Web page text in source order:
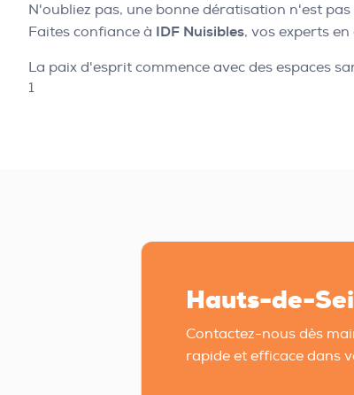
N'oubliez pas, une bonne dératisation n'est
Faites confiance à IDF Nuisibles, vos experts
La paix d'esprit commence avec des espaces
1
Hauts-de-
Contactez-nous dès
rapide et efficace dans